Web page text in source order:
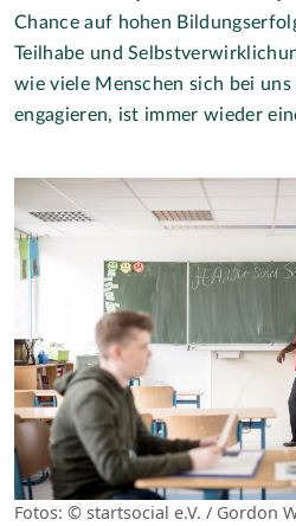
Chance auf hohen
Teilhabe und
wie viele Menschen sich bei
engagieren, ist immer wieder
Fotos: © startsocial e.V. / Gordon